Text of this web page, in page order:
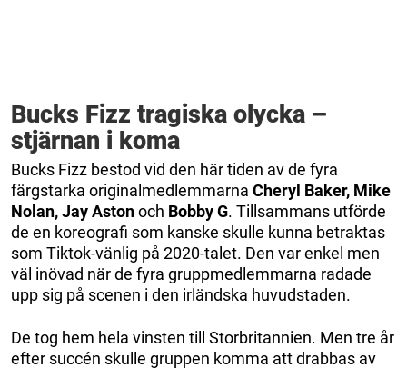
Bucks Fizz tragiska olycka –
stjärnan i koma
Bucks Fizz bestod vid den här tiden av de fyra
färgstarka originalmedlemmarna Cheryl Baker, Mike
Nolan, Jay Astonoch Bobby G. Tillsammans utförde
de en koreografi som kanske skulle kunna betraktas
som Tiktok-vänlig på 2020-talet. Den var enkel men
väl inövad när de fyra gruppmedlemmarna radade
upp sig på scenen i den irländska huvudstaden.
De tog hem hela vinsten till Storbritannien. Men tre år
efter succén skulle gruppen komma att drabbas av